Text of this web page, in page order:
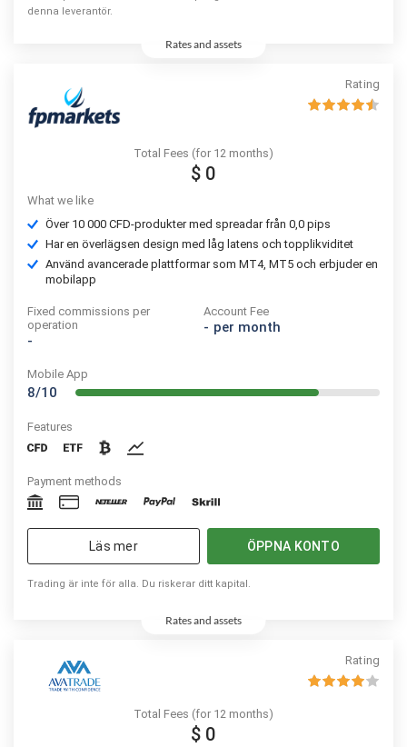
denna leverantör.
Rates and assets
Rating
Total Fees (for 12 months)
$ 0
What we like
Över 10 000 CFD-produkter med spreadar från 0,0 pips
Har en överlägsen design med låg latens och topplikviditet
Använd avancerade plattformar som MT4, MT5 och erbjuder en
mobilapp
Fixed commissions per
operation
-
Account Fee
- per month
Mobile App
8/10
Features
Payment methods
Läs mer ÖPPNA KONTO
Trading är inte för alla. Du riskerar ditt kapital.
Rates and assets
Rating
Total Fees (for 12 months)
$ 0